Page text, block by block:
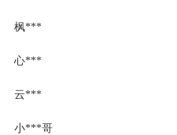
枫***
心***
云***
小***哥